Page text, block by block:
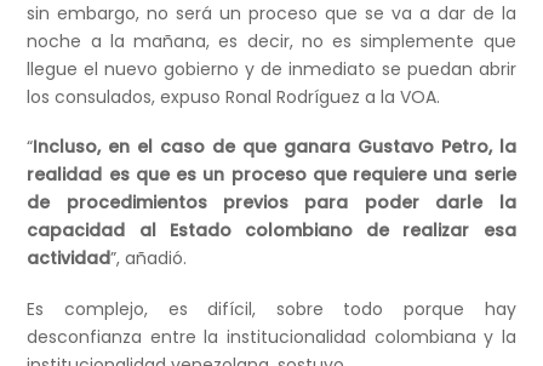
sin embargo, no será un proceso que se va a dar de la
noche a la mañana, es decir, no es simplemente que
llegue el nuevo gobierno y de inmediato se puedan abrir
los consulados, expuso Ronal Rodríguez a la VOA.
“Incluso, en el caso de que ganara Gustavo Petro, la
realidad es que es un proceso que requiere una serie
de procedimientos previos para poder darle la
capacidad al Estado colombiano de realizar esa
actividad”, añadió.
Es complejo, es difícil, sobre todo porque hay
desconfianza entre la institucionalidad colombiana y la